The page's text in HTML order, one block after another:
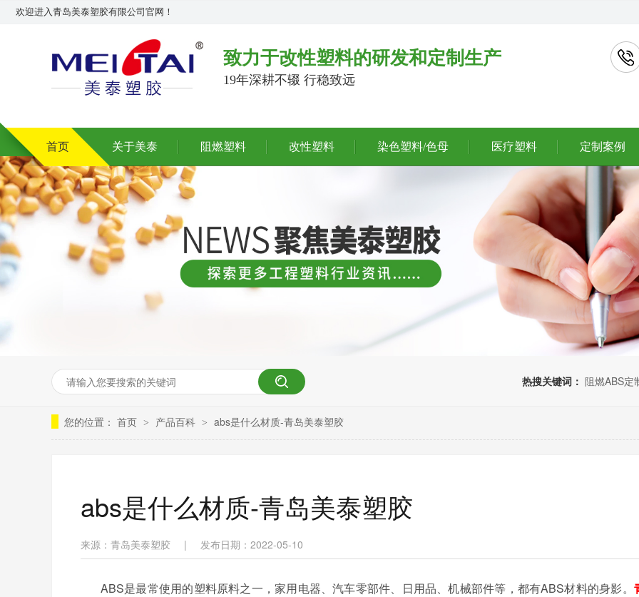
欢迎进入青岛美泰塑胶有限公司官网！
致力于改性塑料的研发和定制生产
19年深耕不辍 行稳致远
首页 关于美泰 阻燃塑料 改性塑料 染色塑料/色母 医疗塑料 定制案例
热搜关键词： 阻燃ABS定
您的位置： 首页 > 产品百科 > abs是什么材质-青岛美泰塑胶
abs是什么材质-青岛美泰塑胶
来源：青岛美泰塑胶 | 发布日期：2022-05-10
ABS是最常使用的塑料原料之一，家用电器、汽车零部件、日用品、机械部件等，都有ABS材料的身影。